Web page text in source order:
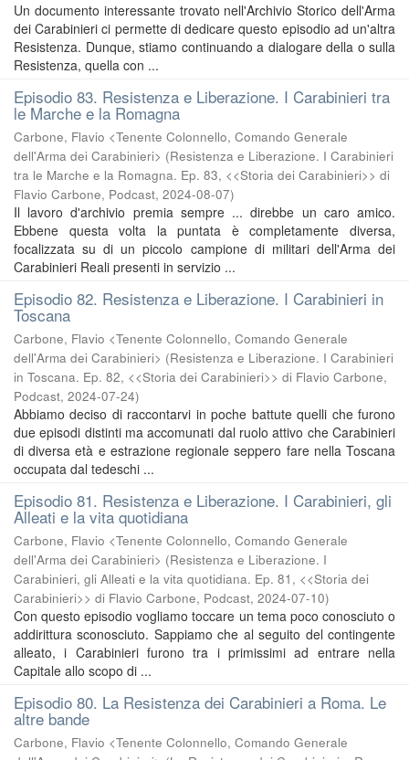
Un documento interessante trovato nell'Archivio Storico dell'Arma
dei Carabinieri ci permette di dedicare questo episodio ad un'altra
Resistenza. Dunque, stiamo continuando a dialogare della o sulla
Resistenza, quella con ...
Episodio 83. Resistenza e Liberazione. I Carabinieri tra
le Marche e la Romagna
Carbone, Flavio <Tenente Colonnello, Comando Generale
dell'Arma dei Carabinieri> (Resistenza e Liberazione. I Carabinieri
tra le Marche e la Romagna. Ep. 83, <<Storia dei Carabinieri>> di
Flavio Carbone, Podcast, 2024-08-07)
Il lavoro d'archivio premia sempre ... direbbe un caro amico.
Ebbene questa volta la puntata è completamente diversa,
focalizzata su di un piccolo campione di militari dell'Arma dei
Carabinieri Reali presenti in servizio ...
Episodio 82. Resistenza e Liberazione. I Carabinieri in
Toscana
Carbone, Flavio <Tenente Colonnello, Comando Generale
dell'Arma dei Carabinieri> (Resistenza e Liberazione. I Carabinieri
in Toscana. Ep. 82, <<Storia dei Carabinieri>> di Flavio Carbone,
Podcast, 2024-07-24)
Abbiamo deciso di raccontarvi in poche battute quelli che furono
due episodi distinti ma accomunati dal ruolo attivo che Carabinieri
di diversa età e estrazione regionale seppero fare nella Toscana
occupata dal tedeschi ...
Episodio 81. Resistenza e Liberazione. I Carabinieri, gli
Alleati e la vita quotidiana
Carbone, Flavio <Tenente Colonnello, Comando Generale
dell'Arma dei Carabinieri> (Resistenza e Liberazione. I
Carabinieri, gli Alleati e la vita quotidiana. Ep. 81, <<Storia dei
Carabinieri>> di Flavio Carbone, Podcast, 2024-07-10)
Con questo episodio vogliamo toccare un tema poco conosciuto o
addirittura sconosciuto. Sappiamo che al seguito del contingente
alleato, i Carabinieri furono tra i primissimi ad entrare nella
Capitale allo scopo di ...
Episodio 80. La Resistenza dei Carabinieri a Roma. Le
altre bande
Carbone, Flavio <Tenente Colonnello, Comando Generale